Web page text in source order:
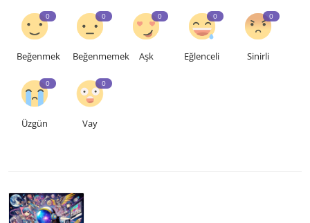
0
Beğenmek
0
Beğenmemek
0
Aşk
0
Eğlenceli
0
Sinirli
0
Üzgün
0
Vay